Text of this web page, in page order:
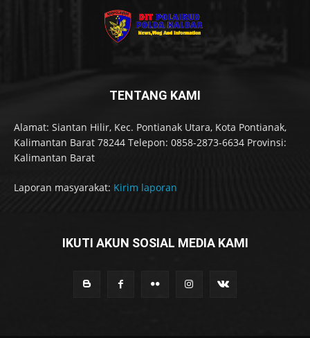
TENTANG KAMI
Alamat: Siantan Hilir, Kec. Pontianak Utara, Kota Pontianak,
Kalimantan Barat 78244 Telepon: 0858-2873-6634 Provinsi:
Kalimantan Barat
Laporan masyarakat: Kirim laporan
IKUTI AKUN SOSIAL MEDIA KAMI